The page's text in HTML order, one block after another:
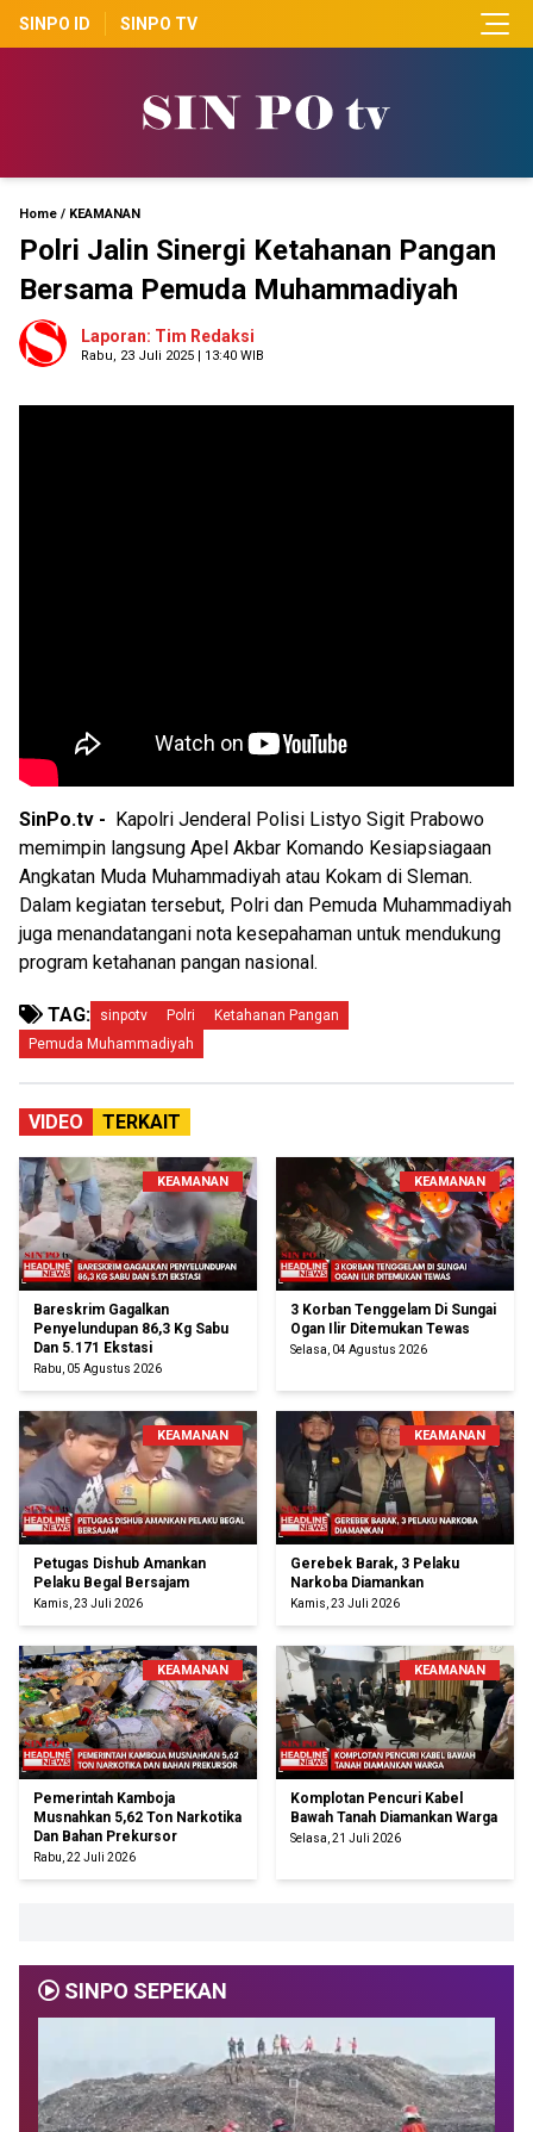
SINPO ID SINPO TV
Home / KEAMANAN
Polri Jalin Sinergi Ketahanan Pangan
Bersama Pemuda Muhammadiyah
Laporan: Tim Redaksi
Rabu, 23 Juli 2025 | 13:40 WIB
SinPo.tv -
Kapolri Jenderal Polisi Listyo Sigit Prabowo
memimpin langsung Apel Akbar Komando Kesiapsiagaan
Angkatan Muda Muhammadiyah atau Kokam di Sleman.
Dalam kegiatan tersebut, Polri dan Pemuda Muhammadiyah
juga menandatangani nota kesepahaman untuk mendukung
program ketahanan pangan nasional.
TAG: sinpotv Polri
Ketahanan Pangan
Pemuda Muhammadiyah
VIDEO TERKAIT
KEAMANAN
Bareskrim Gagalkan
Penyelundupan 86,3 Kg Sabu
Dan 5.171 Ekstasi
Rabu, 05 Agustus 2026
KEAMANAN
3 Korban Tenggelam Di Sungai
Ogan Ilir Ditemukan Tewas
Selasa, 04 Agustus 2026
KEAMANAN
Petugas Dishub Amankan
Pelaku Begal Bersajam
Kamis, 23 Juli 2026
KEAMANAN
Gerebek Barak, 3 Pelaku
Narkoba Diamankan
Kamis, 23 Juli 2026
KEAMANAN
Pemerintah Kamboja
Musnahkan 5,62 Ton Narkotika
Dan Bahan Prekursor
Rabu, 22 Juli 2026
KEAMANAN
Komplotan Pencuri Kabel
Bawah Tanah Diamankan Warga
Selasa, 21 Juli 2026
SINPO SEPEKAN